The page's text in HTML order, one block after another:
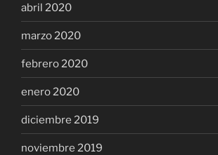
abril 2020
marzo 2020
febrero 2020
enero 2020
diciembre 2019
noviembre 2019